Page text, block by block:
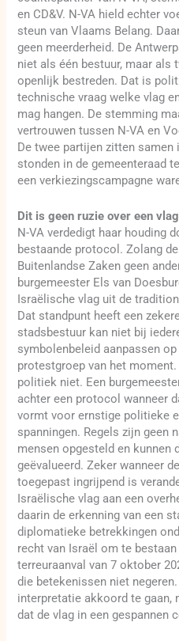
en CD&V. N-VA hield echter
steun van Vlaams Belang.
geen meerderheid. De
niet als één bestuur, maar als
openlijk bestreden. Dat is
technische vraag welke vlag
mag hangen. De stemming
vertrouwen tussen N-VA en
De twee partijen zitten
stonden in de gemeenteraad
een verkiezingscampagne
Dit is geen ruzie over een
N-VA verdedigt haar houding
bestaande protocol. Zolang
Buitenlandse Zaken geen
burgemeester Els van
Israëlische vlag uit de
Dat standpunt heeft een
stadsbestuur kan niet bij
symbolenbeleid aanpassen
protestgroep van het
politiek niet. Een
achter een protocol wanneer
vormt voor ernstige politieke
spanningen. Regels zijn geen
mensen opgesteld en kunnen
geëvalueerd. Zeker wanneer
toegepast ingrijpend is
Israëlische vlag aan een
daarin de erkenning van een
diplomatieke betrekkingen
recht van Israël om te
terreuraanval van 7 oktober
die betekenissen niet
interpretatie akkoord te gaan,
dat de vlag in een gespannen